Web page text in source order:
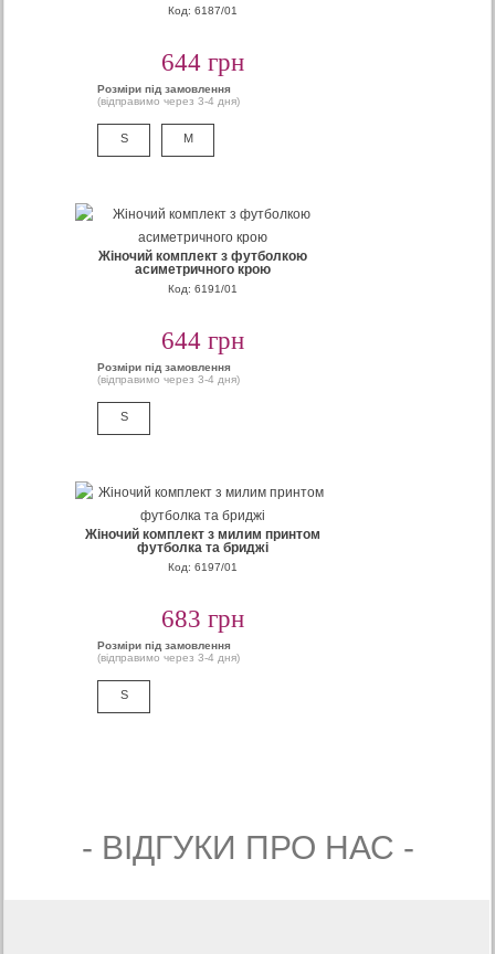
Код: 6187/01
644 грн
Розміри під замовлення
(відправимо через 3-4 дня)
S M
Жіночий комплект з футболкою
асиметричного крою
Код: 6191/01
644 грн
Розміри під замовлення
(відправимо через 3-4 дня)
S
Жіночий комплект з милим принтом
футболка та бриджі
Код: 6197/01
683 грн
Розміри під замовлення
(відправимо через 3-4 дня)
S
- ВIДГУКИ ПРО НАС -